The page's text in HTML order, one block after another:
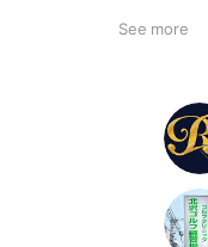
See more